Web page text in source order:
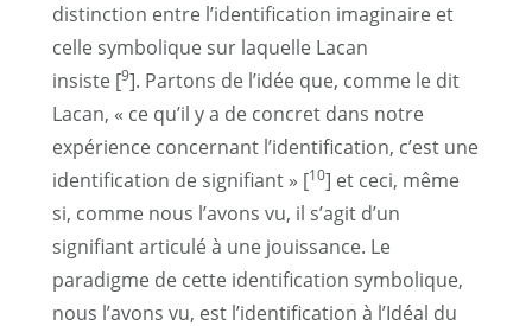
distinction entre l’identification imaginaire et
celle symbolique sur laquelle Lacan
insiste [9]. Partons de l’idée que, comme le dit
Lacan, « ce qu’il y a de concret dans notre
expérience concernant l’identification, c’est une
identification de signifiant » [10] et ceci, même
si, comme nous l’avons vu, il s’agit d’un
signifiant articulé à une jouissance. Le
paradigme de cette identification symbolique,
nous l’avons vu, est l’identification à l’Idéal du